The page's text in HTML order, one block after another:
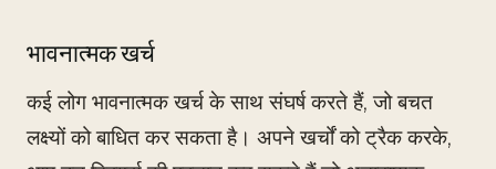
भावनात्मक खर्च
कई लोग भावनात्मक खर्च के साथ संघर्ष करते हैं, जो बचत
लक्ष्यों को बाधित कर सकता है। अपने खर्चों को ट्रैक करके,